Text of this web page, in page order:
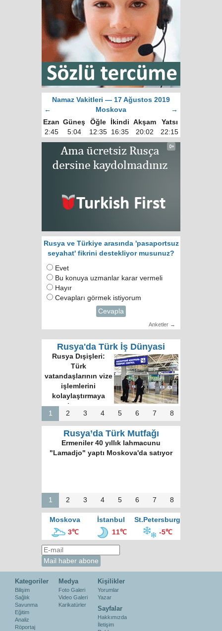
Namaz Vakitleri — 17 Ağustos 2019
←
Moskova
→
Ezan Güneş Öğle İkindi Akşam
Yatsı
2:45
5:04 12:35 16:35 20:02 22:15
Rusya ve Türkiye arasında 'pasaportsuz
seyahat' fikrini destekliyor musunuz?
Evet
Bu konuya uzmanlar karar vermeli
Hayır
Cevapları görmek istiyorum
Cevapla
Anketler →
Rusya'da Türk İş Dünyasi
Rusya Dışişleri:
Türk
vatandaşlarının vize
işlemlerini
kolaylaştırmaya
hazırız
1
2 3 4 5 6 7 8
Rusya’da Türk Mutfağı
Ermeniler 40 yıllık lahmacunu
"Lamadjo" yaptı Moskova'da satıyor
1 2 3 4 5 6 7 8
Moskova İstanbul
St.Petersburg
3℃
11℃ -5℃
Kategoriler
Bilişim
Sağlık
Savunma
Eğitim
Analiz
Röportaj
Medya
Foto Galeri
Video Galeri
Karikatürler
Kişilikler
Yorumlar
Yazar
Sayfalar
Hakkımızda
İletişim